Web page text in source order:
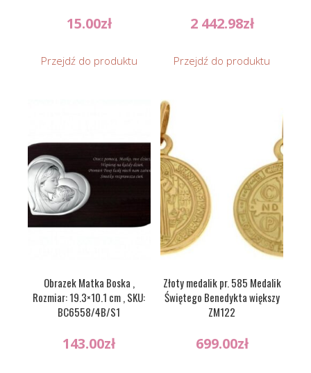
15.00zł
Przejdź do produktu
2 442.98zł
Przejdź do produktu
Obrazek Matka Boska ,
Rozmiar: 19.3×10.1 cm , SKU:
BC6558/4B/S1
143.00zł
Złoty medalik pr. 585 Medalik
Świętego Benedykta większy
ZM122
699.00zł